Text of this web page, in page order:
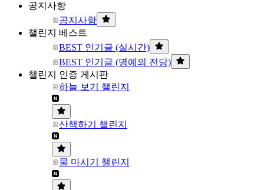
공지사항
공지사항
챌린지 베스트
BEST 인기글 (실시간)
BEST 인기글 (명예의 전당)
챌린지 인증 게시판
하늘 보기 챌린지
산책하기 챌린지
물 마시기 챌린지